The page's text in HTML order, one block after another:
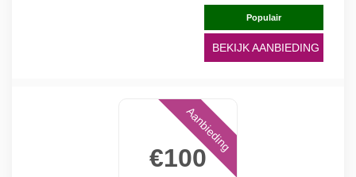
Populair
BEKIJK AANBIEDING
€100
Aanbieding